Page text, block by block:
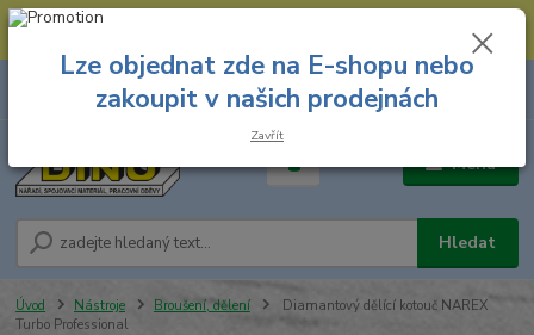
--- Spojovací materiál: 774 431 045 --- Prodejna nářadí: 731 449 423 --
Menu
Hledat
8.00 hod. - 16.00 hod.
za
Úvod Nástroje Broušení, dělení
Diamantový dělící kotouč NAREX
Turbo Professional
Lze objednat zde na E-shopu nebo
zakoupit v našich prodejnách
Zavřít